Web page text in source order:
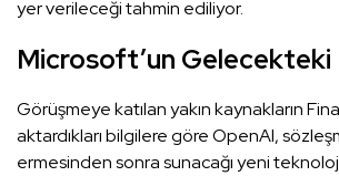
yer verileceği tahmin ediliyor.
Microsoft’un Gelecekteki
Görüşmeye katılan yakın kaynakların
aktardıkları bilgilere göre OpenAI,
ermesinden sonra sunacağı yeni